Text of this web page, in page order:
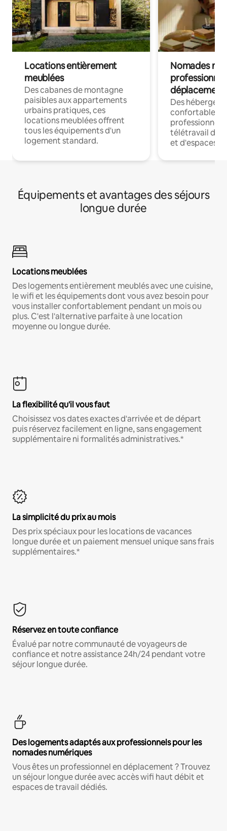
Locations entièrement
meublées
Des cabanes de montagne
paisibles aux appartements
urbains pratiques, ces
locations meublées offrent
tous les équipements d'un
logement standard.
Nomades
déplacement
Des
confortables
professionnels
télétravail
et d'espaces
Équipements et avantages des séjours
longue durée
Locations meublées
Des logements entièrement meublés avec une cuisine,
le wifi et les équipements dont vous avez besoin pour
vous installer confortablement pendant un mois ou
plus. C'est l'alternative parfaite à une location
moyenne ou longue durée.
La flexibilité qu'il vous faut
Choisissez vos dates exactes d'arrivée et de départ
puis réservez facilement en ligne, sans engagement
supplémentaire ni formalités administratives.*
La simplicité du prix au mois
Des prix spéciaux pour les locations de vacances
longue durée et un paiement mensuel unique sans frais
supplémentaires.*
Réservez en toute confiance
Évalué par notre communauté de voyageurs de
confiance et notre assistance 24h/24 pendant votre
séjour longue durée.
Des logements adaptés aux professionnels pour les
nomades numériques
Vous êtes un professionnel en déplacement ? Trouvez
un séjour longue durée avec accès wifi haut débit et
espaces de travail dédiés.